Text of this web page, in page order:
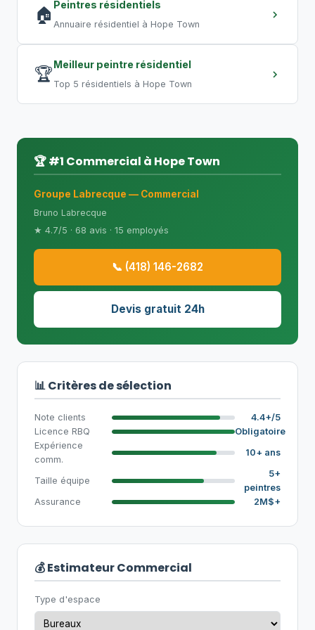
🏠 Peintres résidentiels
Annuaire résidentiel à Hope Town
🏆Meilleur peintre résidentiel
Top 5 résidentiels à Hope Town
🏆 #1 Commercial à Hope Town
Groupe Labrecque — Commercial
Bruno Labrecque
★ 4.7/5 · 68 avis · 15 employés
📞 (418) 146-2682
Devis gratuit 24h
📊 Critères de sélection
Note clients
4.4+/5
Licence RBQ
Obligatoire
Expérience
comm.
10+ ans
Taille équipe
5+
peintres
Assurance
2M$+
💰 Estimateur Commercial
Type d'espace